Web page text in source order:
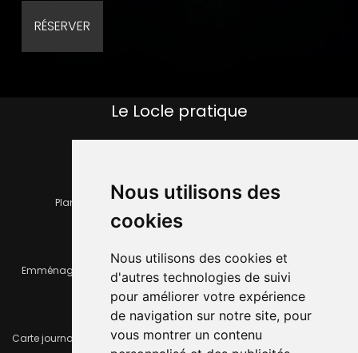
Nous utilisons des
cookies
Nous utilisons des cookies et
d'autres technologies de suivi
pour améliorer votre expérience
de navigation sur notre site, pour
vous montrer un contenu
Le Locle pratique
Plan de la ville Horaires et services communaux
Emménager ou déménager Infos pratiques
Carte journalière CFF - Flexicard Travaux importants en cours